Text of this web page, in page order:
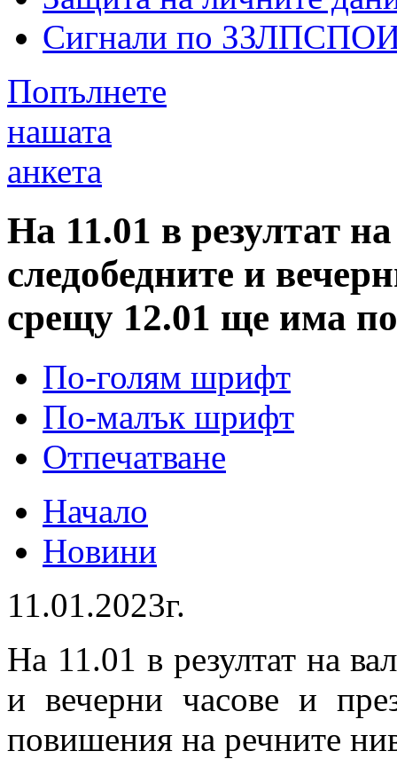
Сигнали по
Попълнете
нашата
анкета
На 11.01 в резултат
следобедните и
срещу 12.01 ще има
По-голям шрифт
По-малък шрифт
Отпечатване
Начало
Новини
11.01.2023г.
На 11.01 в резултат на
и вечерни часове и
повишения на речните